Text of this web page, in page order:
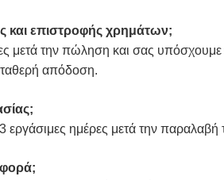
και επιστροφής χρημάτων;
μετά την πώληση και σας
απόδοση.
εργάσιμες ημέρες μετά την